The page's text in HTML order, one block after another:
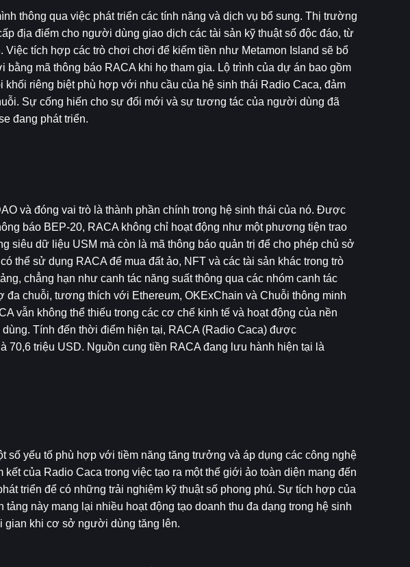
thông qua việc phát triển các tính năng và dịch vụ bổ sung. Thị trường
địa điểm cho người dùng giao dịch các tài sản kỹ thuật số độc đáo, từ
Việc tích hợp các trò chơi chơi để kiếm tiền như Metamon Island sẽ bổ
mã thông báo RACA khi họ tham gia. Lộ trình của dự án bao gồm
khối riêng biệt phù hợp với nhu cầu của hệ sinh thái Radio Caca, đảm
Sự cống hiến cho sự đổi mới và sự tương tác của người dùng đã
đang phát triển.
và đóng vai trò là thành phần chính trong hệ sinh thái của nó. Được
báo BEP-20, RACA không chỉ hoạt động như một phương tiện trao
siêu dữ liệu USM mà còn là mã thông báo quản trị để cho phép chủ sở
thể sử dụng RACA để mua đất ảo, NFT và các tài sản khác trong trò
chẳng hạn như canh tác năng suất thông qua các nhóm canh tác
chuỗi, tương thích với Ethereum, OKExChain và Chuỗi thông minh
vẫn không thể thiếu trong các cơ chế kinh tế và hoạt động của nền
Tính đến thời điểm hiện tại, RACA (Radio Caca) được
triệu USD. Nguồn cung tiền RACA đang lưu hành hiện tại là
yếu tố phù hợp với tiềm năng tăng trưởng và áp dụng các công nghệ
của Radio Caca trong việc tạo ra một thế giới ảo toàn diện mang đến
triển để có những trải nghiệm kỹ thuật số phong phú. Sự tích hợp của
này mang lại nhiều hoạt động tạo doanh thu đa dạng trong hệ sinh
gian khi cơ sở người dùng tăng lên.